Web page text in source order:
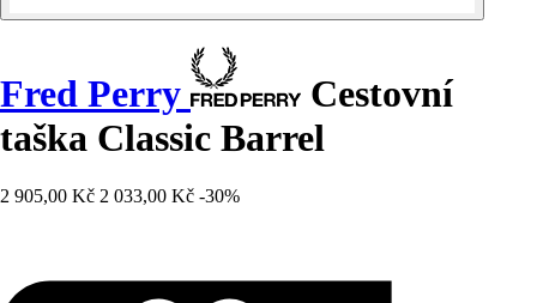
Fred Perry
Cestovní
taška Classic Barrel
2 905,00 Kč 2 033,00 Kč -30%